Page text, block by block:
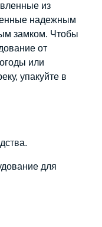
из
надежным
замком. Чтобы
от
или
упакуйте в
для